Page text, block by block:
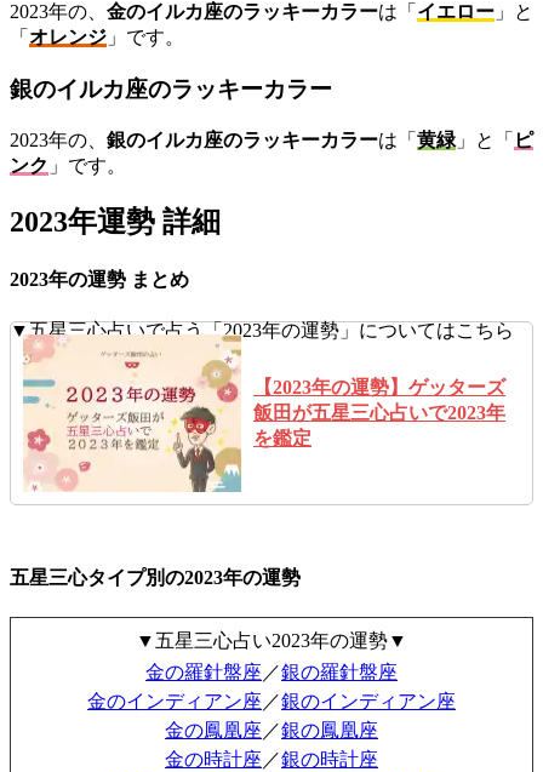
2023年の、 金のイルカ座のラッキーカラーは「 イエロー 」と
「 オレンジ 」です。
銀のイルカ座のラッキーカラー
2023年の、 銀のイルカ座のラッキーカラーは「 黄緑 」と「 ピ
ンク 」です。
2023年運勢 詳細
2023年の運勢 まとめ
▼五星三心占いで占う「2023年の運勢」についてはこちら
【2023年の運勢】ゲッターズ
飯田が五星三心占いで2023年
を鑑定
五星三心タイプ別の2023年の運勢
▼五星三心占い2023年の運勢▼
金の羅針盤座 ／銀の羅針盤座
金のインディアン座 ／銀のインディアン座
金の鳳凰座 ／銀の鳳凰座
金の時計座 ／銀の時計座